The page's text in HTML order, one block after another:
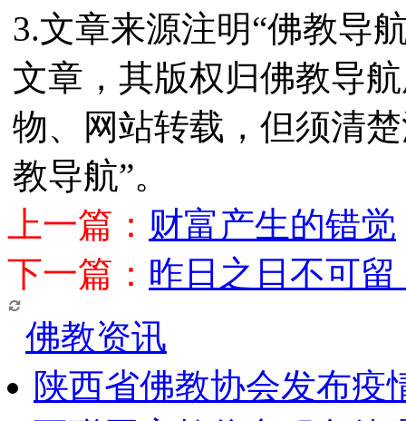
3.文章来源注明“佛教导
文章，其版权归佛教导
物、网站转载，但须清
教导航”。
上一篇： 财富产生的错觉
下一篇： 昨日之日不可
佛教资讯
陕西省佛教协会发布疫